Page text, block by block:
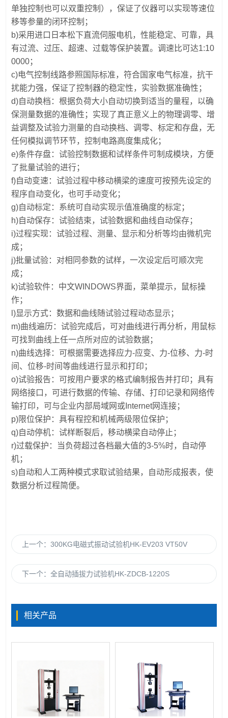
单独控制也可以双重控制），保证了仪器可以实现等速位
移等参量的闭环控制；
b)采用进口日本松下直流伺服电机，性能稳定、可靠，具
有过流、过压、超速、过载等保护装置。调速比可达1:10
0000；
c)电气控制线路参照国际标准，符合国家电气标准，抗干
扰能力强，保证了控制器的稳定性，实验数据准确性；
d)自动换档：根据负荷大小自动切换到适当的量程，以确
保测量数据的准确性；实现了真正意义上的物理调零、增
益调整及试验力测量的自动换档、调零、标定和存盘，无
任何模拟调节环节，控制电路高度集成化；
e)条件存盘：试验控制数据和试样条件可制成模块，方便
了批量试验的进行；
f)自动变速：试验过程中移动横梁的速度可按预先设定的
程序自动变化，也可手动变化；
g)自动标定：系统可自动实现示值准确度的标定；
h)自动保存：试验结束，试验数据和曲线自动保存；
i)过程实现：试验过程、测量、显示和分析等均由微机完
成；
j)批量试验：对相同参数的试样，一次设定后可顺次完
成；
k)试验软件：中文WINDOWS界面，菜单提示，鼠标操
作；
l)显示方式：数据和曲线随试验过程动态显示；
m)曲线遍历：试验完成后，可对曲线进行再分析，用鼠标
可找到曲线上任一点所对应的试验数据；
n)曲线选择：可根据需要选择应力-应变、力-位移、力-时
间、位移-时间等曲线进行显示和打印；
o)试验报告：可按用户要求的格式编制报告并打印；具有
网络接口，可进行数据的传输、存储、打印记录和网络传
输打印，可与企业内部局域网或Internet网连接；
p)限位保护：具有程控和机械两级限位保护；
q)自动停机：试样断裂后，移动横梁自动停止；
r)过载保护：当负荷超过各档最大值的3-5%时，自动停
机；
s)自动和人工两种模式求取试验结果，自动形成报表，使
数据分析过程简便。
上一个：300KG电磁式振动试验机HK-EV203 VT50V
下一个：全自动插拔力试验机HK-ZDCB-1220S
相关产品